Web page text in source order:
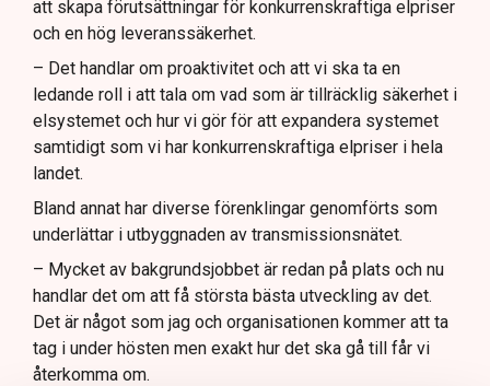
att skapa förutsättningar för konkurrenskraftiga elpriser
och en hög leveranssäkerhet.
– Det handlar om proaktivitet och att vi ska ta en
ledande roll i att tala om vad som är tillräcklig säkerhet i
elsystemet och hur vi gör för att expandera systemet
samtidigt som vi har konkurrenskraftiga elpriser i hela
landet.
Bland annat har diverse förenklingar genomförts som
underlättar i utbyggnaden av transmissionsnätet.
– Mycket av bakgrundsjobbet är redan på plats och nu
handlar det om att få största bästa utveckling av det.
Det är något som jag och organisationen kommer att ta
tag i under hösten men exakt hur det ska gå till får vi
återkomma om.